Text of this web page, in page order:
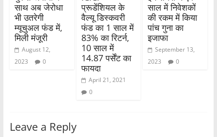
साथ अब जेरोधा
भी उतरेगी
म्यूचुअल फंड में,
मिली मंजूरी
August 12,
2023
0
प्रूडेंशियल के
वैल्यू डिस्कवरी
फंड का 1 साल में
83% का रिटर्न,
10 साल में
14.87 पर्सेंट का
फायदा
April 21, 2021
0
साल में निवेशकों
की रकम में किया
पांच गुना का
इजाफा
September 13,
2023
0
Leave a Reply